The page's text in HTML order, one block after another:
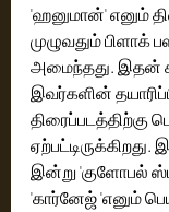
'ஹனுமான்' எனும்
முழுவதும் பிளாக்
அமைந்தது. இதன்
இவர்களின்
திரைப்படத்திற்கு
இன்று 'குளோபல்
'கார்னேஜ் 'எனும்